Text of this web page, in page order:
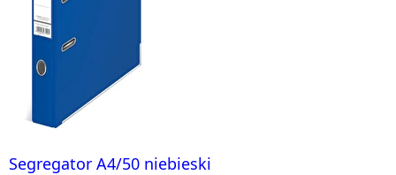
Segregator A4/50 niebieski